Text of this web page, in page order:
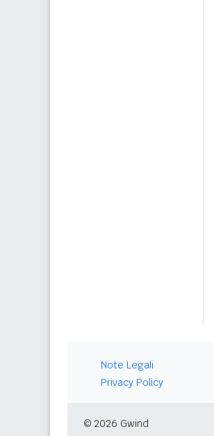
Note Legali
Privacy Policy
© 2026 Gwind